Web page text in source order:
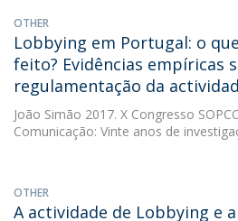
OTHER
Lobbying em Portugal: o
feito? Evidências empíricas
regulamentação da
João Simão 2017. X Congresso
Comunicação: Vinte anos de
OTHER
A actividade de Lobbying e